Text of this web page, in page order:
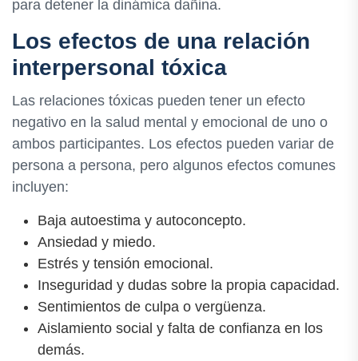
para detener la dinámica dañina.
Los efectos de una relación
interpersonal tóxica
Las relaciones tóxicas pueden tener un efecto
negativo en la salud mental y emocional de uno o
ambos participantes. Los efectos pueden variar de
persona a persona, pero algunos efectos comunes
incluyen:
Baja autoestima y autoconcepto.
Ansiedad y miedo.
Estrés y tensión emocional.
Inseguridad y dudas sobre la propia capacidad.
Sentimientos de culpa o vergüenza.
Aislamiento social y falta de confianza en los
demás.